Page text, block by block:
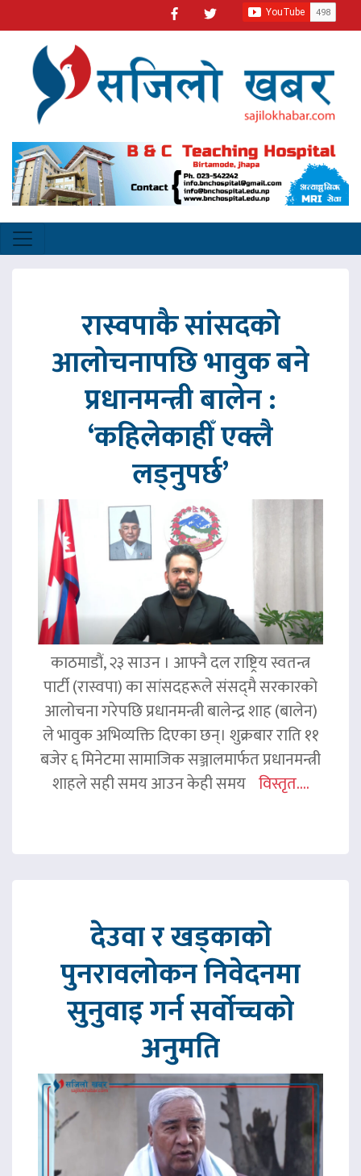
रास्वपाकै सांसदको
आलोचनापछि भावुक बने
प्रधानमन्त्री बालेन :
‘कहिलेकाहीँ एक्लै
लड्नुपर्छ’
काठमाडौं, २३ साउन । आफ्नै दल राष्ट्रिय स्वतन्त्र
पार्टी (रास्वपा) का सांसदहरूले संसद्‌मै सरकारको
आलोचना गरेपछि प्रधानमन्त्री बालेन्द्र शाह (बालेन)
ले भावुक अभिव्यक्ति दिएका छन्। शुक्रबार राति ११
बजेर ६ मिनेटमा सामाजिक सञ्जालमार्फत प्रधानमन्त्री
शाहले सही समय आउन केही समय विस्तृत....
देउवा र खड्काको
पुनरावलोकन निवेदनमा
सुनुवाइ गर्न सर्वोच्चको
अनुमति